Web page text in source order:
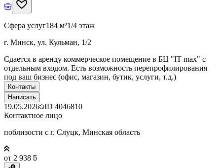
Сфера услуг184 м²1/4 этаж
г. Минск, ул. Кульман, 1/2
Сдается в аренду коммерческое помещение в БЦ "IT max" с
отдельным входом. Есть возможность перепрофилирования
под ваш бизнес (офис, магазин, бутик, услуги, т.д.)
Контакты
Написать
19.05.2026 ID 4046810
Контактное лицо
поблизости с г. Слуцк, Минская область
от 2 938 ƃ